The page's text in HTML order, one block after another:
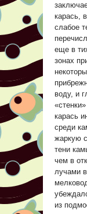
карась,
слабое
еще в
зонах
воду, и
карась
среди
жаркую
тени
чем в
лучами
из